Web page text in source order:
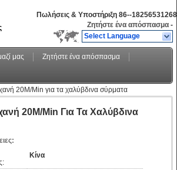
Πωλήσεις & Υποστήριξη 86--18256531268
Ζητήστε ένα απόσπασμα -
Select Language
μας Ζητήστε ένα απόσπασμα
20M/Min για τα χαλύβδινα σύρματα
20M/Min Για Τα Χαλύβδινα
Κίνα